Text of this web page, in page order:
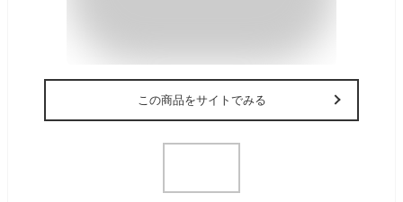
この商品をサイトでみる